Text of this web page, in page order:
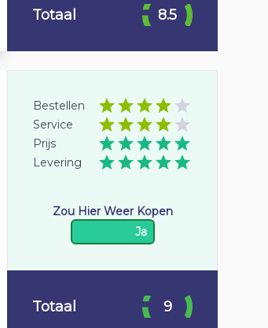
Totaal 8.5
Bestellen
Service
Prijs
Levering
Zou Hier Weer Kopen
Ja
Totaal 9